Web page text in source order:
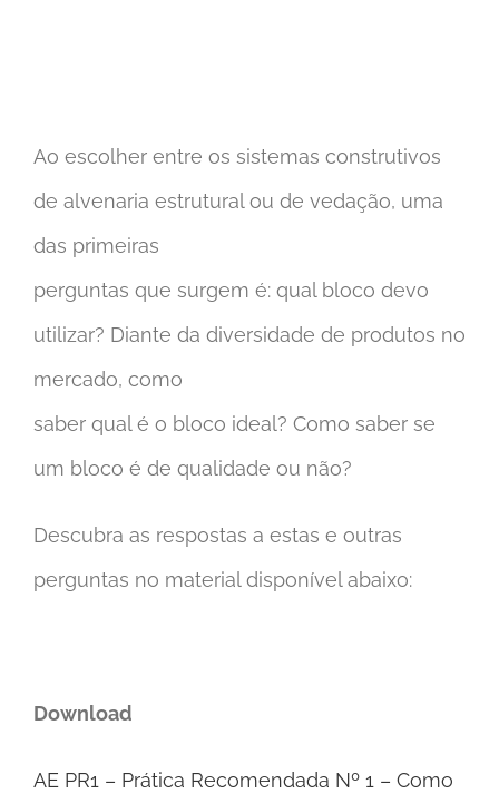
Ao escolher entre os sistemas construtivos
de alvenaria estrutural ou de vedação, uma
das primeiras
perguntas que surgem é: qual bloco devo
utilizar? Diante da diversidade de produtos no
mercado, como
saber qual é o bloco ideal? Como saber se
um bloco é de qualidade ou não?
Descubra as respostas a estas e outras
perguntas no material disponível abaixo:
Download
AE PR1 – Prática Recomendada Nº 1 – Como